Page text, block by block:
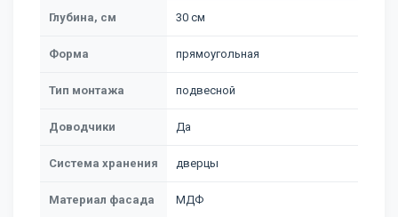
Глубина, см 30 см
Форма прямоугольная
Тип монтажа подвесной
Доводчики Да
Система хранения дверцы
Материал фасада МДФ